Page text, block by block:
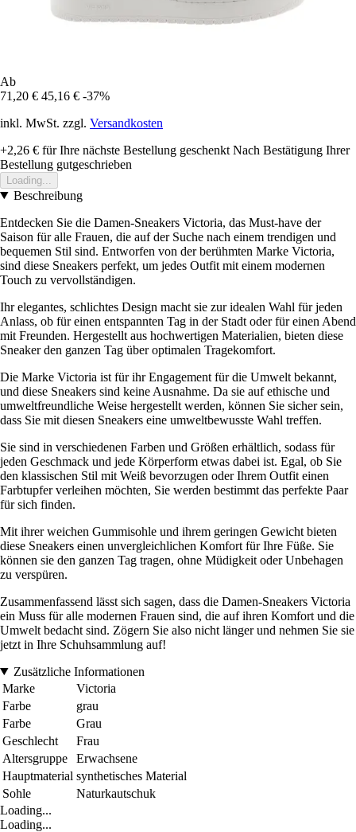
Ab
71,20 € 45,16 € -37%
inkl. MwSt. zzgl. Versandkosten
+2,26 € für Ihre nächste Bestellung geschenkt Nach Bestätigung Ihrer
Bestellung gutgeschrieben
Loading...
Beschreibung
Entdecken Sie die Damen-Sneakers Victoria, das Must-have der
Saison für alle Frauen, die auf der Suche nach einem trendigen und
bequemen Stil sind. Entworfen von der berühmten Marke Victoria,
sind diese Sneakers perfekt, um jedes Outfit mit einem modernen
Touch zu vervollständigen.
Ihr elegantes, schlichtes Design macht sie zur idealen Wahl für jeden
Anlass, ob für einen entspannten Tag in der Stadt oder für einen Abend
mit Freunden. Hergestellt aus hochwertigen Materialien, bieten diese
Sneaker den ganzen Tag über optimalen Tragekomfort.
Die Marke Victoria ist für ihr Engagement für die Umwelt bekannt,
und diese Sneakers sind keine Ausnahme. Da sie auf ethische und
umweltfreundliche Weise hergestellt werden, können Sie sicher sein,
dass Sie mit diesen Sneakers eine umweltbewusste Wahl treffen.
Sie sind in verschiedenen Farben und Größen erhältlich, sodass für
jeden Geschmack und jede Körperform etwas dabei ist. Egal, ob Sie
den klassischen Stil mit Weiß bevorzugen oder Ihrem Outfit einen
Farbtupfer verleihen möchten, Sie werden bestimmt das perfekte Paar
für sich finden.
Mit ihrer weichen Gummisohle und ihrem geringen Gewicht bieten
diese Sneakers einen unvergleichlichen Komfort für Ihre Füße. Sie
können sie den ganzen Tag tragen, ohne Müdigkeit oder Unbehagen
zu verspüren.
Zusammenfassend lässt sich sagen, dass die Damen-Sneakers Victoria
ein Muss für alle modernen Frauen sind, die auf ihren Komfort und die
Umwelt bedacht sind. Zögern Sie also nicht länger und nehmen Sie sie
jetzt in Ihre Schuhsammlung auf!
Zusätzliche Informationen
Marke
Victoria
Farbe
grau
Farbe
Grau
Geschlecht
Frau
Altersgruppe
Erwachsene
Hauptmaterial synthetisches Material
Sohle
Naturkautschuk
Loading...
Loading...